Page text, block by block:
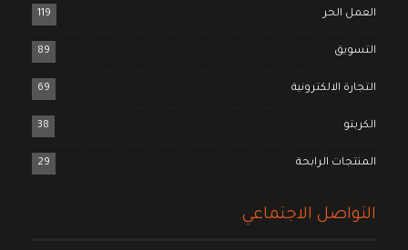
العمل الحر 119
التسويق 89
التجارة الالكترونية 69
الكربتو 38
المنتجات الرابحة 29
التواصل الاجتماعي